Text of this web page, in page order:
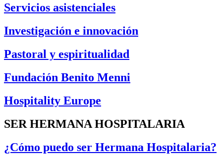
Servicios asistenciales
Investigación e innovación
Pastoral y espiritualidad
Fundación Benito Menni
Hospitality Europe
SER HERMANA HOSPITALARIA
¿Cómo puedo ser Hermana Hospitalaria?